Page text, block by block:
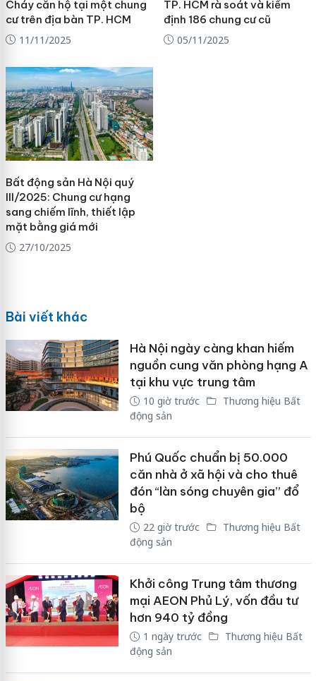
Cháy căn hộ tại một chung
cư trên địa bàn TP. HCM
11/11/2025
TP. HCM rà soát và kiểm
định 186 chung cư cũ
05/11/2025
Bất động sản Hà Nội quý
III/2025: Chung cư hạng
sang chiếm lĩnh, thiết lập
mặt bằng giá mới
27/10/2025
Bài viết khác
Hà Nội ngày càng khan hiếm
nguồn cung văn phòng hạng A
tại khu vực trung tâm
10 giờ trước
Thương hiệu Bất
động sản
Phú Quốc chuẩn bị 50.000
căn nhà ở xã hội và cho thuê
đón “làn sóng chuyên gia” đổ
bộ
22 giờ trước
Thương hiệu Bất
động sản
Khởi công Trung tâm thương
mại AEON Phủ Lý, vốn đầu tư
hơn 940 tỷ đồng
1 ngày trước
Thương hiệu Bất
động sản